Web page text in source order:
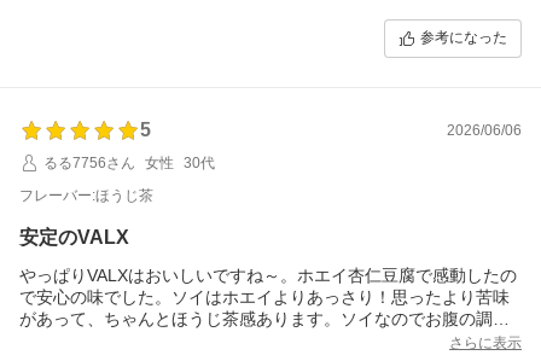
牛乳で割ったら甘過ぎてきつい、チョコ感消えてドロドロ飲みづ
参考になった
5
2026/06/06
るる7756さん
女性
30代
フレーバー:ほうじ茶
安定のVALX
やっぱりVALXはおいしいですね～。ホエイ杏仁豆腐で感動したの
で安心の味でした。ソイはホエイよりあっさり！思ったより苦味
があって、ちゃんとほうじ茶感あります。ソイなのでお腹の調子
が悪くなることもないので気が向いたらサクッと飲めます☆ 一口
さらに表示